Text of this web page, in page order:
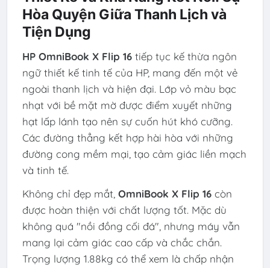
Hòa Quyện Giữa Thanh Lịch và
Tiện Dụng
HP OmniBook X Flip 16tiếp tục kế thừa ngôn
ngữ thiết kế tinh tế của HP, mang đến một vẻ
ngoài thanh lịch và hiện đại. Lớp vỏ màu bạc
nhạt với bề mặt mờ được điểm xuyết những
hạt lấp lánh tạo nên sự cuốn hút khó cưỡng.
Các đường thẳng kết hợp hài hòa với những
đường cong mềm mại, tạo cảm giác liền mạch
và tinh tế.
Không chỉ đẹp mắt, OmniBook X Flip 16còn
được hoàn thiện với chất lượng tốt. Mặc dù
không quá "nồi đồng cối đá", nhưng máy vẫn
mang lại cảm giác cao cấp và chắc chắn.
Trọng lượng 1.88kg có thể xem là chấp nhận